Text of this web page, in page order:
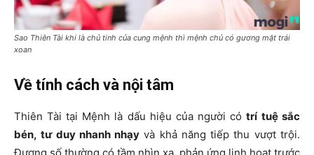
Sao Thiên Tài khi là chủ tinh của cung mệnh thì mệnh chủ có gương mặt trái
xoan
Về tính cách và nội tâm
Thiên Tài tại Mệnh là dấu hiệu của người có trí tuệ sắc
bén, tư duy nhanh nhạy và khả năng tiếp thu vượt trội.